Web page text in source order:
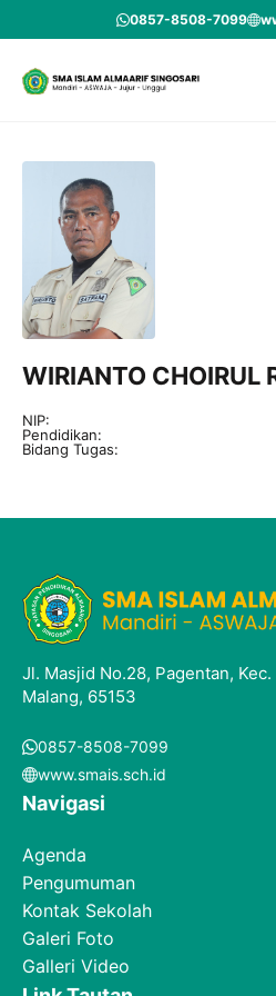
to
content
0857-8508-7099
WIRIANTO CHOIRUL
NIP:
Pendidikan:
Bidang Tugas:
Jl. Masjid No.28, Pagentan,
Malang, 65153
0857-8508-7099
www.smais.sch.id
Navigasi
Agenda
Pengumuman
Kontak Sekolah
Galeri Foto
Galleri Video